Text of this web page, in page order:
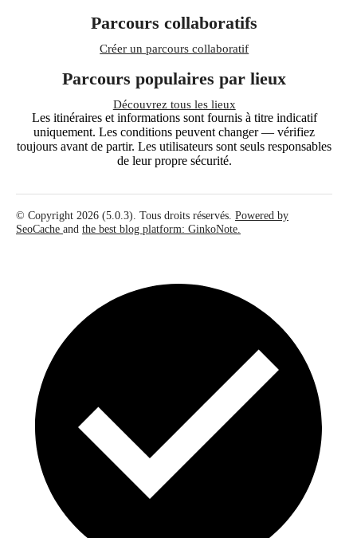
Parcours collaboratifs
Créer un parcours collaboratif
Parcours populaires par lieux
Découvrez tous les lieux
Les itinéraires et informations sont fournis à titre indicatif
uniquement. Les conditions peuvent changer — vérifiez
toujours avant de partir. Les utilisateurs sont seuls responsables
de leur propre sécurité.
© Copyright 2026 (5.0.3). Tous droits réservés. Powered by
SeoCache and the best blog platform: GinkoNote.